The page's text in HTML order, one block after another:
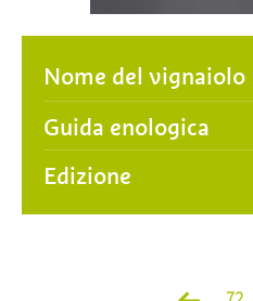
Guida enologica
Edizione